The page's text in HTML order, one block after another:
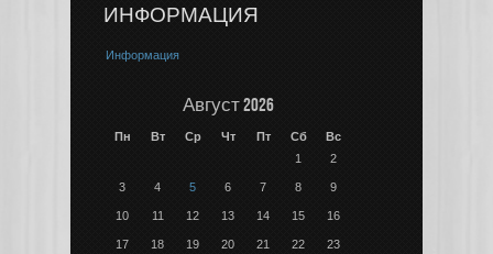
ИНФОРМАЦИЯ
Информация
Август 2026
Пн Вт Ср Чт Пт Сб
Вс
1
2
3 4 5 6 7 8 9
10 11 12 13 14 15 16
17 18 19 20 21 22 23